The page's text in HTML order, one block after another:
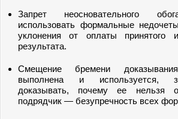
Запрет неосновательного
использовать формальные
уклонения от оплаты принятого и
результата.
Смещение бремени
выполнена и используется,
доказывать, почему ее нельзя
подрядчик — безупречность всех